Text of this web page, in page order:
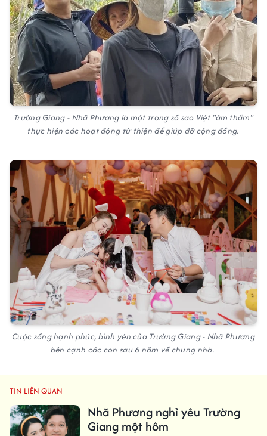
Trường Giang - Nhã Phương là một trong số sao Việt "âm thầm"
thực hiện các hoạt động từ thiện để giúp đỡ cộng đồng.
Cuộc sống hạnh phúc, bình yên của Trường Giang - Nhã Phương
bên cạnh các con sau 6 năm về chung nhà.
TIN LIÊN QUAN
Nhã Phương nghỉ yêu Trường
Giang một hôm